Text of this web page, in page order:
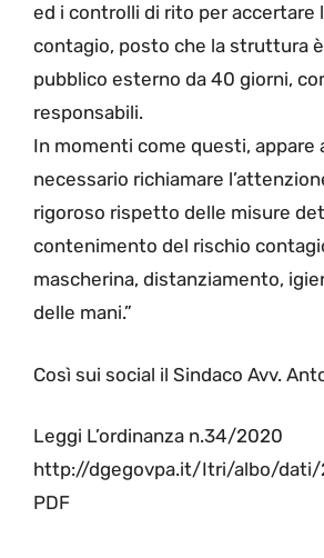
ed i controlli di rito per accertare
contagio, posto che la struttura
pubblico esterno da 40 giorni,
responsabili.
In momenti come questi, appare
necessario richiamare
rigoroso rispetto delle misure
contenimento del rischio
mascherina, distanziamento,
delle mani.”
Così sui social il Sindaco Avv.
Leggi L’ordinanza n.34/2020
http://dgegovpa.it/Itri/albo/dati/
PDF